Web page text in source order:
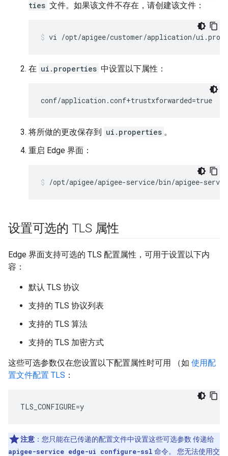
ties 文件。如果该文件不存在，请创建该文件：
vi /opt/apigee/customer/application/
在 ui.properties 中设置以下属性：
conf/application.conf+trustxforwarded=true
将所做的更改保存到 ui.properties 。
重启 Edge 界面：
/opt/apigee/apigee-service/bin/apigee-
设置可选的 TLS 属性
Edge 界面支持可选的 TLS 配置属性，可用于设置以下内
容：
默认 TLS 协议
支持的 TLS 协议列表
支持的 TLS 算法
支持的 TLS 加密方式
这些可选参数仅在您设置以下配置属性时可用 （如 使用配
置文件配置 TLS ：
TLS_CONFIGURE=y
注意 ：您只能在已传递的配置文件中设置这些可选参数 传递给
apigee-service edge-ui configure-ssl 命令。 您无法使用交